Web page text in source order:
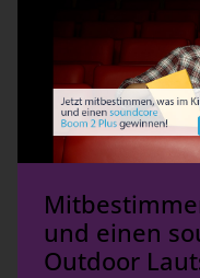
und einen
Outdoor